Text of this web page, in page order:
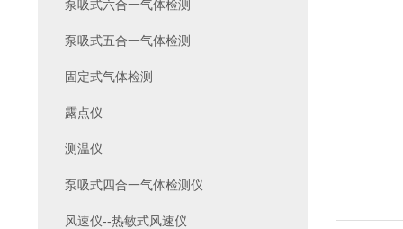
泵吸式六合一气体检测
泵吸式五合一气体检测
固定式气体检测
露点仪
测温仪
泵吸式四合一气体检测仪
风速仪--热敏式风速仪